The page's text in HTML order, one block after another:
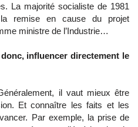
La majorité socialiste de 1981
remise en cause du projet
ministre de l’Industrie…
influencer directement le
il vaut mieux être
Et connaître les faits et les
Par exemple, la prise de